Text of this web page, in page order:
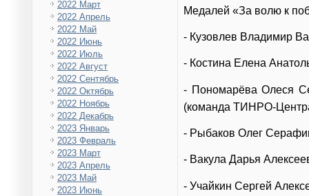
2022 Март
2022 Апрель
2022 Май
2022 Июнь
2022 Июль
2022 Август
2022 Сентябрь
2022 Октябрь
2022 Ноябрь
2022 Декабрь
2023 Январь
2023 Февраль
2023 Март
2023 Апрель
2023 Май
2023 Июнь
Медалей «За волю к
- Кузовлев Владимир
- Костина Елена
- Пономарёва Олеся
(команда ТИНРО-
- Рыбаков Олег
- Вакула Дарья
- Учайкин Сергей